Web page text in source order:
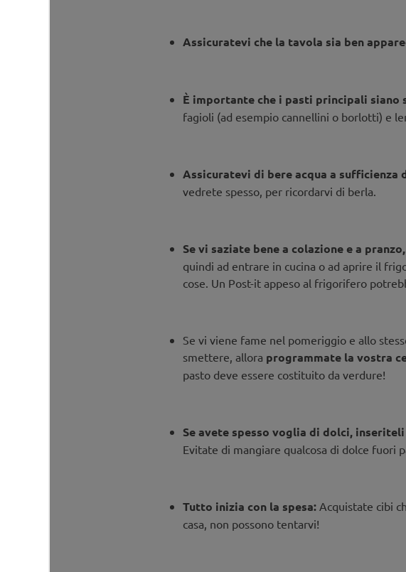
Assicuratevi che la tavola sia ben
È importante che i pasti principali siano
fagioli (ad esempio cannellini o borlotti) e
Assicuratevi di bere acqua a sufficienza
vedrete spesso, per ricordarvi di berla.
Se vi saziate bene a colazione e a
quindi ad entrare in cucina o ad aprire il
cose. Un Post-it appeso al frigorifero
Se vi viene fame nel pomeriggio e allo
smettere, allora programmate la vostra
pasto deve essere costituito da verdure!
Se avete spesso voglia di dolci,
Evitate di mangiare qualcosa di dolce fuori
Tutto inizia con la spesa: Acquistate cibi
casa, non possono tentarvi!